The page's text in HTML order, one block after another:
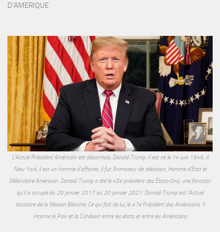
D'AMERIQUE
L'Actuel Président Américain est désormais, Donald Trump. Il est né le 14 juin 1946, à
New York, il est un homme d'affaires, il fut Animateur de télévision, Homme d'État et
Milliardaire Américain. Donald Trump a été le 45e président des États-Unis, une fonction
qu'il a occupé du 20 janvier 2017 au 20 janvier 2021. Donald Trump est l'Actuel
locataire de la Maison Blanche. Ce qui fait de lui, le 47e Président des Américains. Il
incarne la Paix et la Cohésion entre les états et entre les Américains